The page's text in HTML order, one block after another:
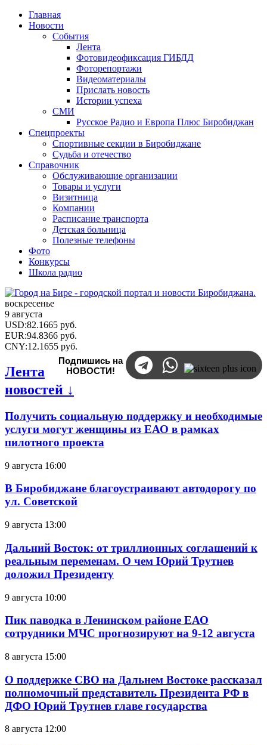
Главная
Новости
События
Лента
Фотовидеофиксация ГИБДД
Фоторепортажи
Видеоматериалы
Прислать новость
Истории успеха
СМИ
Русское Радио и Европа Плюс Биробиджан
Спецпроекты
Спортивные секции в Биробиджане
Судьба и отечество
Справочник
Обслуживающие организации
Товары и услуги
Визитница
Компании
Расписание транспорта
Детская больница
Полезные телефоны
Фото
Конкурсы
Школа радио
воскресенье
9 августа
USD:82.1665 руб.
EUR:94.8366 руб.
CNY:12.1655 руб.
Подпишись на
НОВОСТИ!
Лента
новостей ↓
Получить социальную поддержку и необходимые
услуги могут женщины из ЕАО в рамках
пилотного проекта
9 августа 16:00
В Биробиджане благоустраивают автодорогу по
ул. Советской
9 августа 13:00
Дальний Восток: от триллионных соглашений к
реальным переменам. О чем Юрий Трутнев
доложил Президенту
9 августа 10:00
Пик паводка в Ленинском районе ЕАО
сотрудники МЧС прогнозируют на 9-12 августа
8 августа 15:00
О поддержке СВО на Дальнем Востоке рассказал
полномочный представитель Президента РФ в
ДФО Юрий Трутнев главе государства
8 августа 12:00